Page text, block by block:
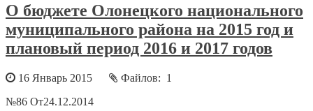
О бюджете Олонецкого национального
муниципального района на 2015 год и
плановый период 2016 и 2017 годов
16 Январь 2015
Файлов: 1
№86 От24.12.2014